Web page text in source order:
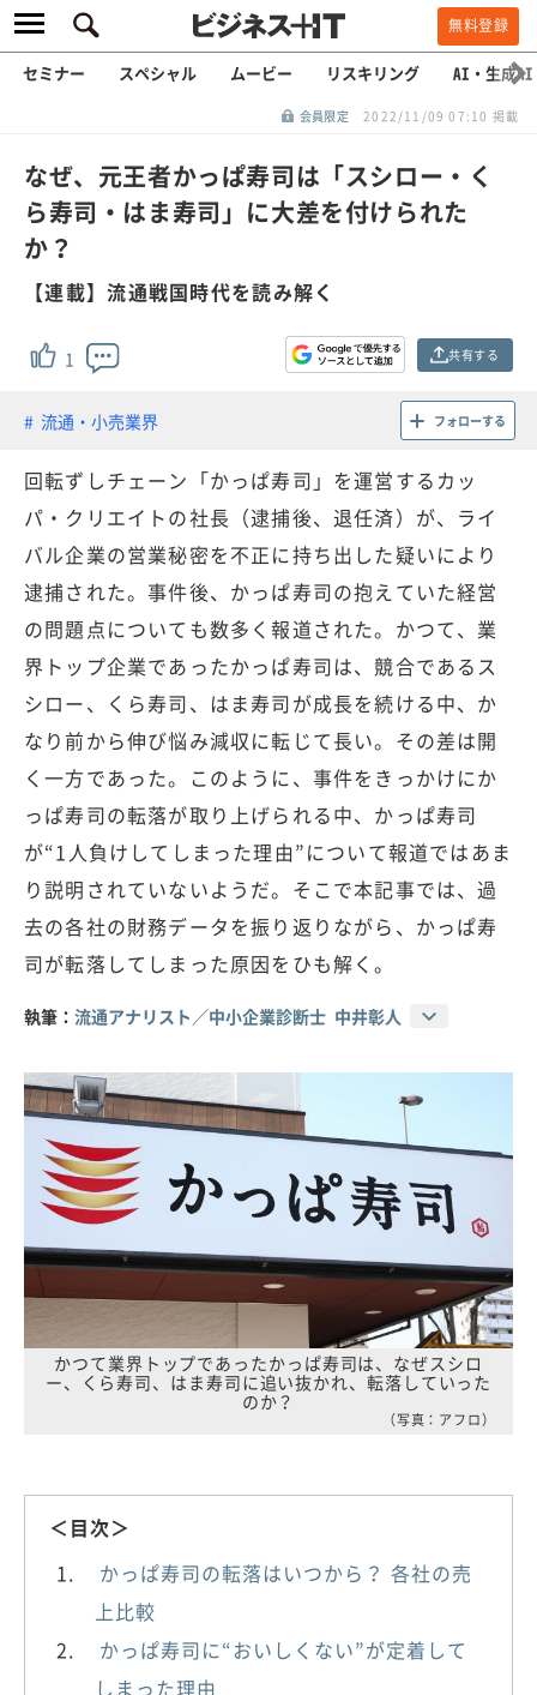
無料登録
セミナー スペシャル ムービー リスキリング AI・生成AI
会員限定 2022/11/09 07:10 掲載
なぜ、元王者かっぱ寿司は「スシロー・く
ら寿司・はま寿司」に大差を付けられた
か？
【連載】流通戦国時代を読み解く
1 共有する
流通・小売業界 フォローする
回転ずしチェーン「かっぱ寿司」を運営するカッ
パ・クリエイトの社長（逮捕後、退任済）が、ライ
バル企業の営業秘密を不正に持ち出した疑いにより
逮捕された。事件後、かっぱ寿司の抱えていた経営
の問題点についても数多く報道された。かつて、業
界トップ企業であったかっぱ寿司は、競合であるス
シロー、くら寿司、はま寿司が成長を続ける中、か
なり前から伸び悩み減収に転じて長い。その差は開
く一方であった。このように、事件をきっかけにか
っぱ寿司の転落が取り上げられる中、かっぱ寿司
が“1人負けしてしまった理由”について報道ではあま
り説明されていないようだ。そこで本記事では、過
去の各社の財務データを振り返りながら、かっぱ寿
司が転落してしまった原因をひも解く。
執筆： 流通アナリスト／中小企業診断士 中井彰人
かつて業界トップであったかっぱ寿司は、なぜスシロ
ー、くら寿司、はま寿司に追い抜かれ、転落していった
のか？
（写真：アフロ）
＜目次＞
かっぱ寿司の転落はいつから？ 各社の売
上比較
かっぱ寿司に“おいしくない”が定着して
しまった理由